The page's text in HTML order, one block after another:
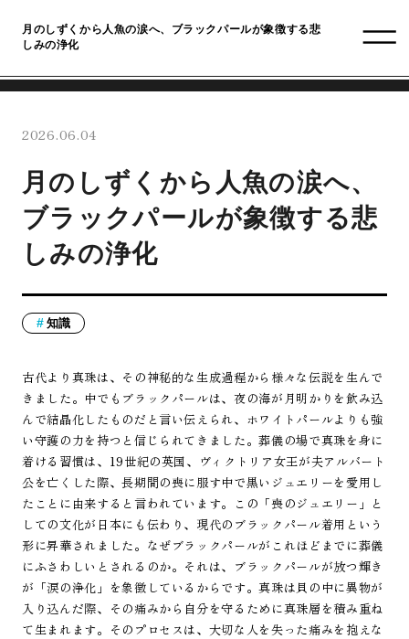
月のしずくから人魚の涙へ、ブラックパールが象徴する悲
しみの浄化
2026.06.04
月のしずくから人魚の涙へ、
ブラックパールが象徴する悲
しみの浄化
知識
古代より真珠は、その神秘的な生成過程から様々な伝説を生んで
きました。中でもブラックパールは、夜の海が月明かりを飲み込
んで結晶化したものだと言い伝えられ、ホワイトパールよりも強
い守護の力を持つと信じられてきました。葬儀の場で真珠を身に
着ける習慣は、19世紀の英国、ヴィクトリア女王が夫アルバート
公を亡くした際、長期間の喪に服す中で黒いジュエリーを愛用し
たことに由来すると言われています。この「喪のジュエリー」と
しての文化が日本にも伝わり、現代のブラックパール着用という
形に昇華されました。なぜブラックパールがこれほどまでに葬儀
にふさわしいとされるのか。それは、ブラックパールが放つ輝き
が「涙の浄化」を象徴しているからです。真珠は貝の中に異物が
入り込んだ際、その痛みから自分を守るために真珠層を積み重ね
て生まれます。そのプロセスは、大切な人を失った痛みを抱えな